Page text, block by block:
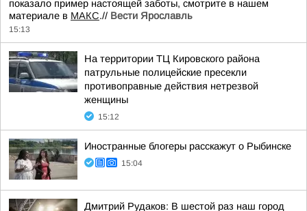
показало пример настоящей заботы, смотрите в нашем
материале в МАКС.// Вести Ярославль
15:13
На территории ТЦ Кировского района
патрульные полицейские пресекли
противоправные действия нетрезвой
женщины
15:12
Иностранные блогеры расскажут о Рыбинске
15:04
Дмитрий Рудаков: В шестой раз наш город